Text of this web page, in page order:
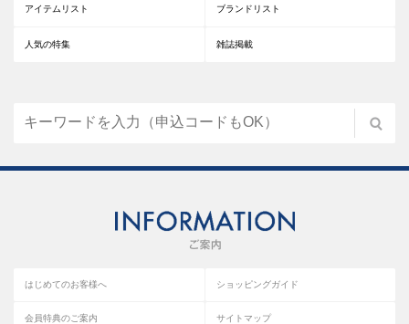
アイテムリスト ブランドリスト
人気の特集 雑誌掲載
はじめてのお客様へ ショッピングガイド
会員特典のご案内 サイトマップ